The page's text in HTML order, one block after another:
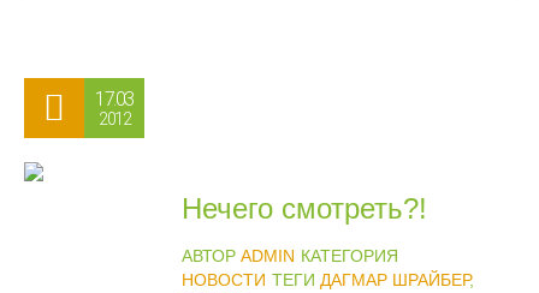
17.03
2012
Нечего смотреть?!
АВТОР ADMIN КАТЕГОРИЯ
НОВОСТИ ТЕГИ ДАГМАР ШРАЙБЕР,